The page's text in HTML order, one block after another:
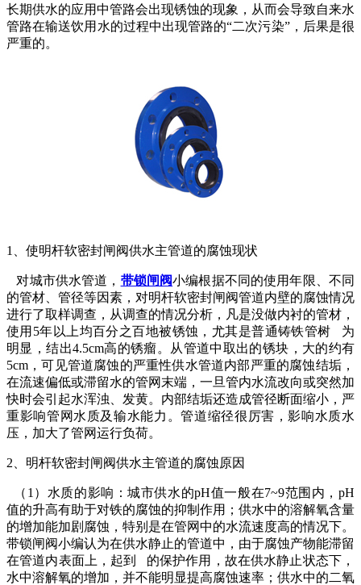
长期供水的应用中管路会出现锈蚀的现象，从而会导致自来水
管路在输送饮用水的过程中出现管路的“二次污染”，后果是很
严重的。
1、使明杆软密封闸阀供水主管道的腐蚀现状
对城市供水管道， 带锁闸阀小编根据不同的使用年限、不同
的管材、管径等因素，对明杆软密封闸阀管道内壁的腐蚀情况
进行了取样调查，从调查的情况分析，凡是没做内衬的管材，
使用5年以上均百分之百地被锈蚀，尤其是普通铸铁管树 为
明显，结出4.5cm高的锈瘤。从管道中取出的锈块，大的约有
5cm，可见管道腐蚀的严重性供水管道内部严重的腐蚀结垢，
在流速偏低或滞留水的管网末端，一旦管内水流改向或突然加
快时会引起水浑浊、发黄。内部结垢还造成管径断面缩小，严
重影响管网水质及输水能力。管道缩径很厉害，影响水质水
压，加大了管网运行负荷。
2、明杆软密封闸阀供水主管道的腐蚀原因
（1）水质的影响：城市供水的pH值一般在7~9范围内，pH
值的升高有助于对铁的腐蚀的抑制作用；供水中的溶解氧含量
的增加能加剧腐蚀，特别是在管网中的水流速度高的情况下。
带锁闸阀小编认为在供水静止的管道中，由于腐蚀产物能滞留
在管道内表面上，起到 的保护作用，故在供水静止状态下，
水中溶解氧的增加，并不能明显提高腐蚀速率；供水中的二氧